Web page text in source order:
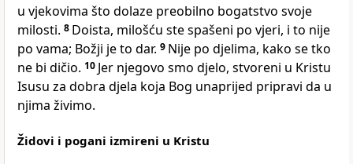
u vjekovima što dolaze preobilno bogatstvo svoje
milosti. 8 Doista, milošću ste spašeni po vjeri, i to nije
po vama; Božji je to dar. 9 Nije po djelima, kako se tko
ne bi dičio. 10 Jer njegovo smo djelo, stvoreni u Kristu
Isusu za dobra djela koja Bog unaprijed pripravi da u
njima živimo.
Židovi i pogani izmireni u Kristu